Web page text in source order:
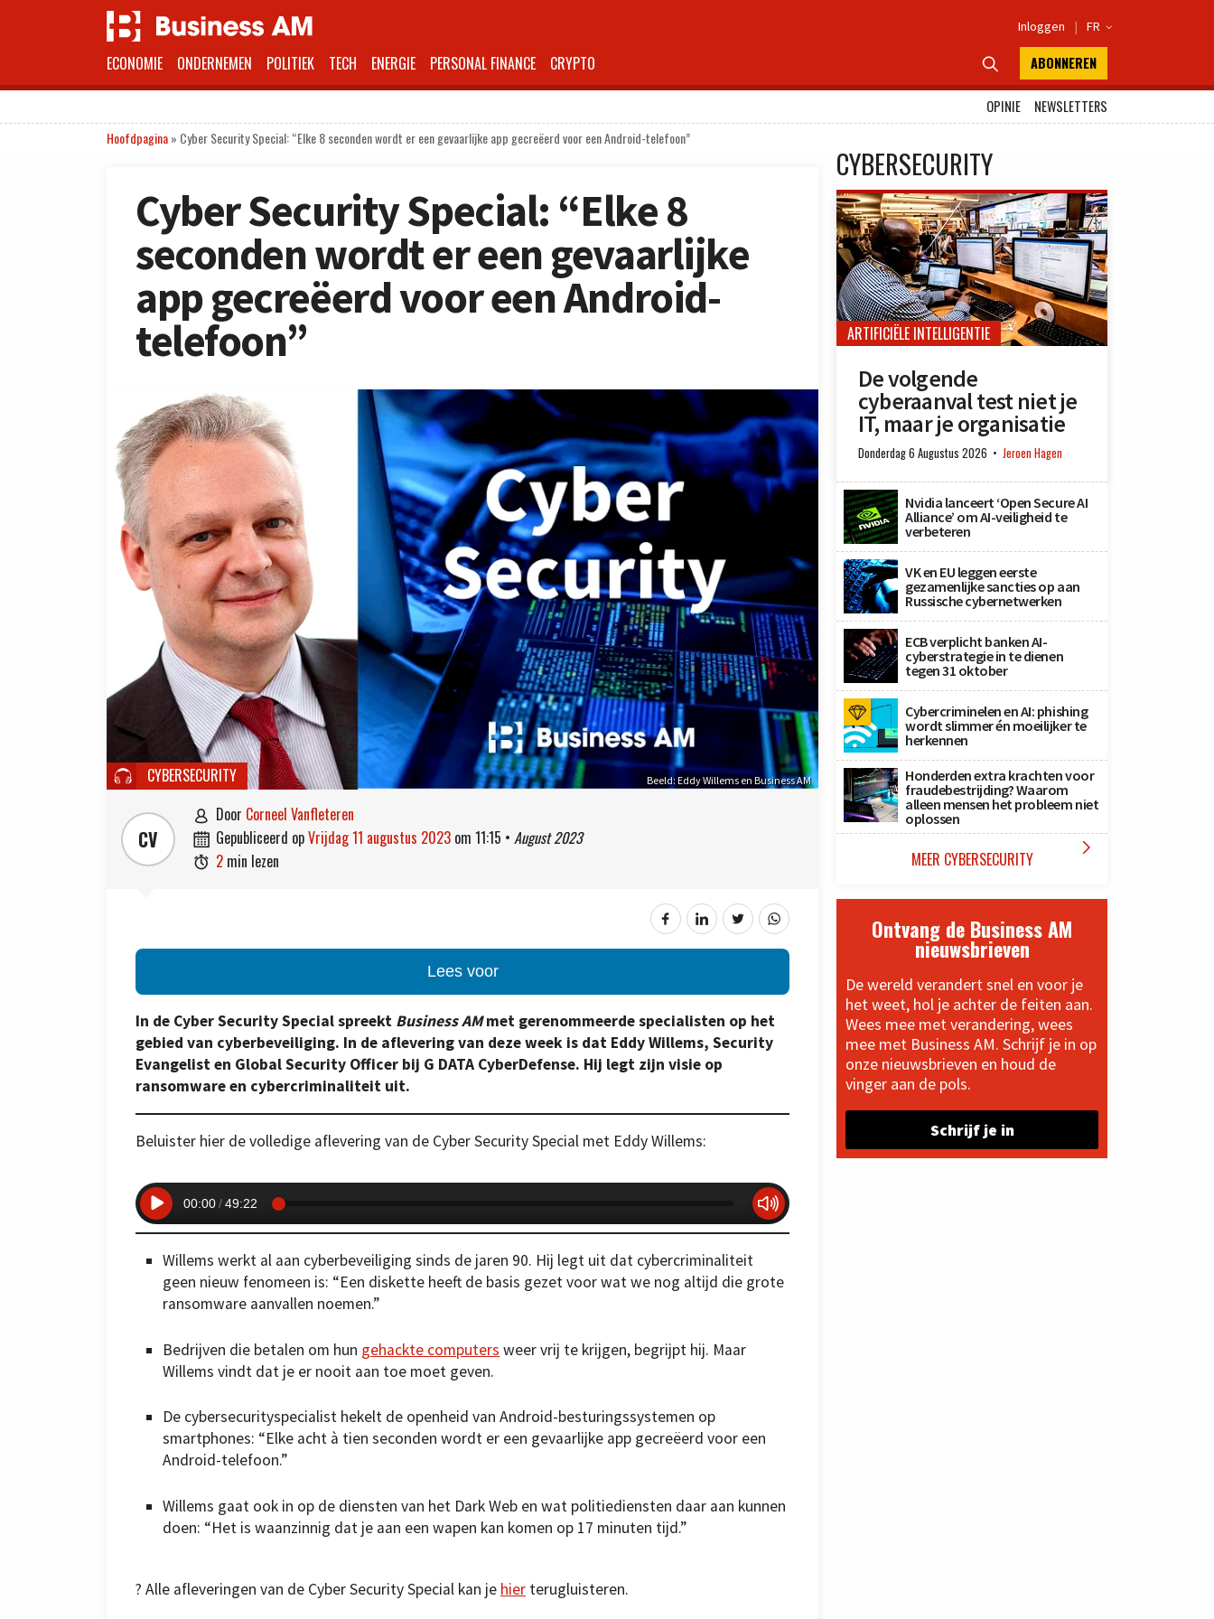
Inloggen | FR 
ECONOMIE ONDERNEMEN POLITIEK TECH ENERGIE PERSONAL FINANCE CRYPTO  ABONNEREN
OPINIE
NEWSLETTERS
Hoofdpagina» Cyber Security Special: “Elke 8 seconden wordt er een gevaarlijke app gecreëerd voor een Android-telefoon”
Cyber Security Special: “Elke 8
seconden wordt er een gevaarlijke
app gecreëerd voor een Android-
telefoon”
Beeld: Eddy Willems en Business AM
 CYBERSECURITY
CV
 door Corneel Vanfleteren
 gepubliceerd op vrijdag 11 augustus 2023 om 11:15 • August 2023
 2 min lezen
Lees voor
In de Cyber Security Special spreekt Business AMmet gerenommeerde specialisten op het
gebied van cyberbeveiliging. In de aflevering van deze week is dat Eddy Willems, Security
Evangelist en Global Security Officer bij G DATA CyberDefense. Hij legt zijn visie op
ransomware en cybercriminaliteit uit.
Beluister hier de volledige aflevering van de Cyber Security Special met Eddy Willems:
00:00 49:22
Willems werkt al aan cyberbeveiliging sinds de jaren 90. Hij legt uit dat cybercriminaliteit
geen nieuw fenomeen is: “Een diskette heeft de basis gezet voor wat we nog altijd die grote
ransomware aanvallen noemen.”
Bedrijven die betalen om hun gehackte computers weer vrij te krijgen, begrijpt hij. Maar
Willems vindt dat je er nooit aan toe moet geven.
De cybersecurityspecialist hekelt de openheid van Android-besturingssystemen op
smartphones: “Elke acht à tien seconden wordt er een gevaarlijke app gecreëerd voor een
Android-telefoon.”
Willems gaat ook in op de diensten van het Dark Web en wat politiediensten daar aan kunnen
doen: “Het is waanzinnig dat je aan een wapen kan komen op 17 minuten tijd.”
? Alle afleveringen van de Cyber Security Special kan je hier terugluisteren.
CYBERSECURITY
ARTIFICIËLE INTELLIGENTIE
De volgende
cyberaanval test niet je
IT, maar je organisatie
Donderdag 6 Augustus 2026 Jeroen Hagen
Nvidia lanceert ‘Open Secure AI
Alliance’ om AI-veiligheid te
verbeteren
VK en EU leggen eerste
gezamenlijke sancties op aan
Russische cybernetwerken
ECB verplicht banken AI-
cyberstrategie in te dienen
tegen 31 oktober
Cybercriminelen en AI: phishing
wordt slimmer én moeilijker te
herkennen
Honderden extra krachten voor
fraudebestrijding? Waarom
alleen mensen het probleem niet
oplossen
MEER CYBERSECURITY 
Ontvang de Business AM
nieuwsbrieven
De wereld verandert snel en voor je
het weet, hol je achter de feiten aan.
Wees mee met verandering, wees
mee met Business AM. Schrijf je in op
onze nieuwsbrieven en houd de
vinger aan de pols.
Schrijf je in